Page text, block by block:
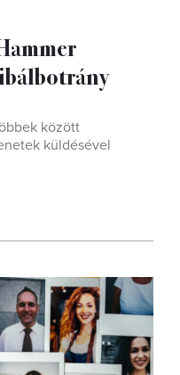
között
küldésével